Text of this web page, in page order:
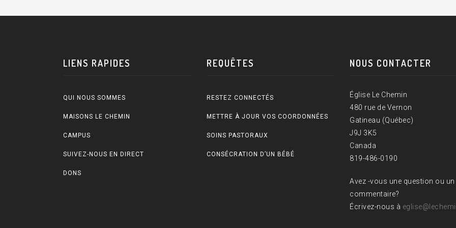
LIENS RAPIDES
QUI NOUS SOMMES
MAISONS LE CHEMIN
CAMPUS
SUIVEZ-NOUS EN DIRECT
DONS
REQUÊTES
RESTEZ CONNECTÉS
METTRE À JOUR VOS COORDONNÉES
SOINS PASTORAUX
CONSÉCRATION D’UN BÉBÉ
NOUS CONTACTER
Église Le Chemin
480 rue de Vernon
Gatineau (Québec)
J9J 3K5
Canada
819-486-0190
Avez -vous une question ou un
commentaire?
Écrivez-nous à